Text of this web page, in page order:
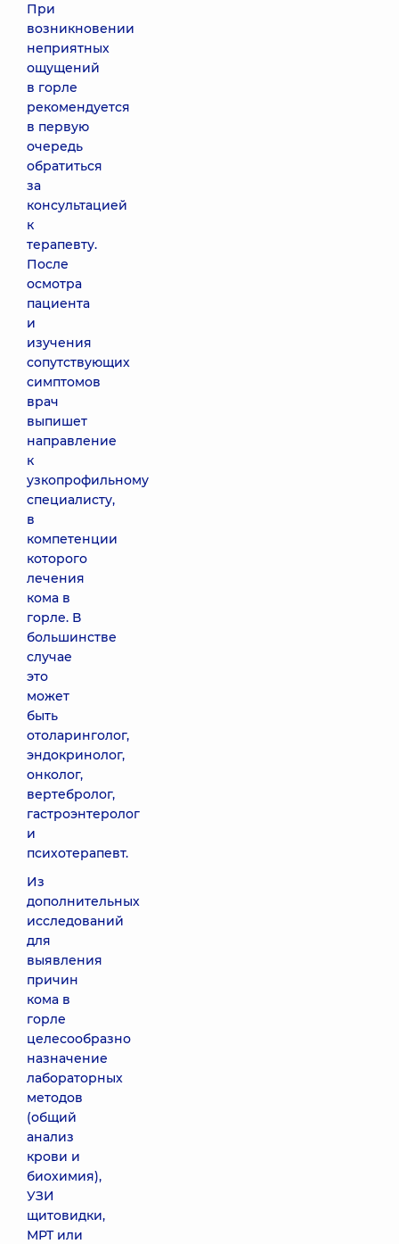
При
возникновении
неприятных
ощущений
в горле
рекомендуется
в первую
очередь
обратиться
за
консультацией
к
терапевту.
После
осмотра
пациента
и
изучения
сопутствующих
симптомов
врач
выпишет
направление
к
узкопрофильному
специалисту,
в
компетенции
которого
лечения
кома в
горле. В
большинстве
случае
это
может
быть
отоларинголог,
эндокринолог,
онколог,
вертебролог,
гастроэнтеролог
и
психотерапевт.
Из
дополнительных
исследований
для
выявления
причин
кома в
горле
целесообразно
назначение
лабораторных
методов
(общий
анализ
крови и
биохимия),
УЗИ
щитовидки,
МРТ или